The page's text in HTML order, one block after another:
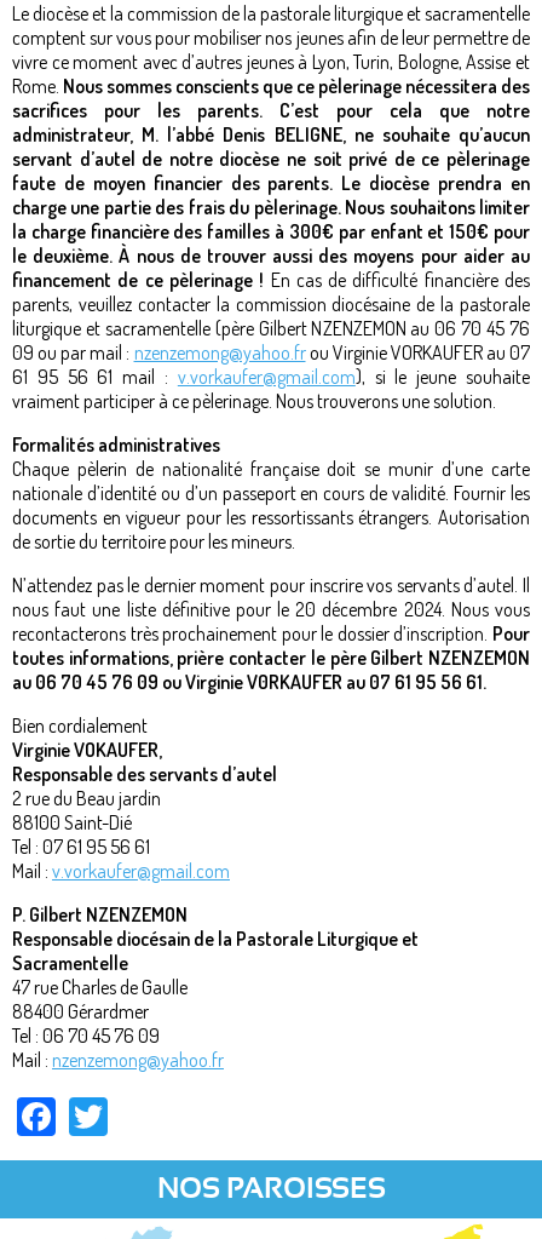
Le diocèse et la commission de la pastorale liturgique et sacramentelle
comptent sur vous pour mobiliser nos jeunes afin de leur permettre de
vivre ce moment avec d’autres jeunes à Lyon, Turin, Bologne, Assise et
Rome. Nous sommes conscients que ce pèlerinage nécessitera des
sacrifices pour les parents. C’est pour cela que notre
administrateur, M. l’abbé Denis BELIGNE, ne souhaite qu’aucun
servant d’autel de notre diocèse ne soit privé de ce pèlerinage
faute de moyen financier des parents. Le diocèse prendra en
charge une partie des frais du pèlerinage. Nous souhaitons limiter
la charge financière des familles à 300€ par enfant et 150€ pour
le deuxième. À nous de trouver aussi des moyens pour aider au
financement de ce pèlerinage ! En cas de difficulté financière des
parents, veuillez contacter la commission diocésaine de la pastorale
liturgique et sacramentelle (père Gilbert NZENZEMON au 06 70 45 76
09 ou par mail : nzenzemong@yahoo.frou Virginie VORKAUFER au 07
61 95 56 61 mail : v.vorkaufer@gmail.com), si le jeune souhaite
vraiment participer à ce pèlerinage. Nous trouverons une solution.
Formalités administratives
Chaque pèlerin de nationalité française doit se munir d’une carte
nationale d’identité ou d’un passeport en cours de validité. Fournir les
documents en vigueur pour les ressortissants étrangers. Autorisation
de sortie du territoire pour les mineurs.
N’attendez pas le dernier moment pour inscrire vos servants d’autel. Il
nous faut une liste définitive pour le 20 décembre 2024. Nous vous
recontacterons très prochainement pour le dossier d’inscription. Pour
toutes informations, prière contacter le père Gilbert NZENZEMON
au 06 70 45 76 09 ou Virginie V0RKAUFER au 07 61 95 56 61.
Bien cordialement
Virginie VOKAUFER,
Responsable des servants d’autel
2 rue du Beau jardin
88100 Saint-Dié
Tel : 07 61 95 56 61
Mail : v.vorkaufer@gmail.com
P. Gilbert NZENZEMON
Responsable diocésain de la Pastorale Liturgique et
Sacramentelle
47 rue Charles de Gaulle
88400 Gérardmer
Tel : 06 70 45 76 09
Mail : nzenzemong@yahoo.fr
Facebook
NOS PAROISSES